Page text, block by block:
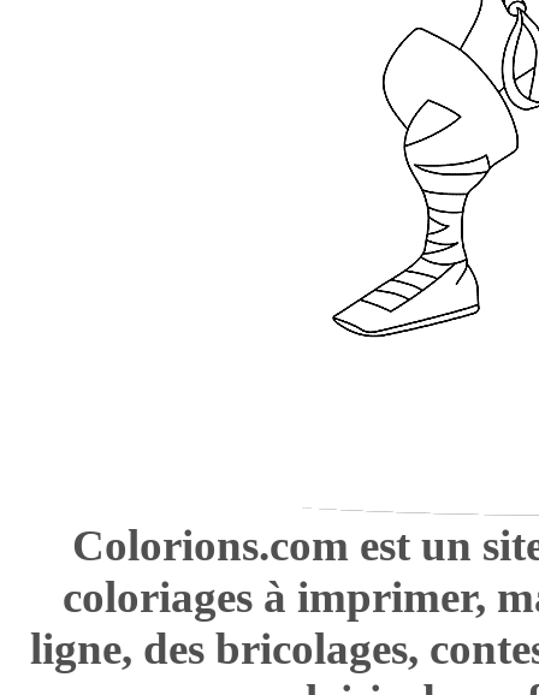
Colorions.com est un
coloriages à imprimer,
ligne, des bricolages,